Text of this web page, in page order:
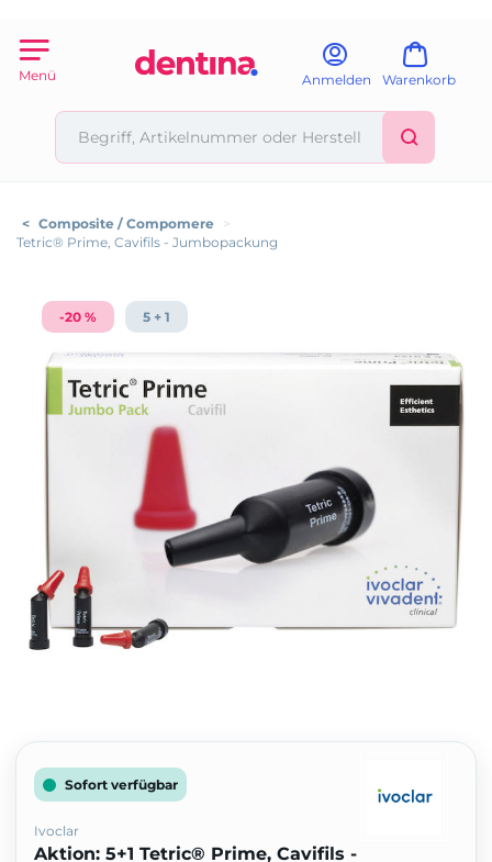
Menü Anmelden Warenkorb
< Composite / Compomere
>
Tetric® Prime, Cavifils - Jumbopackung
-20 % 5 + 1
Sofort verfügbar
Ivoclar
Aktion: 5+1 Tetric® Prime, Cavifils -